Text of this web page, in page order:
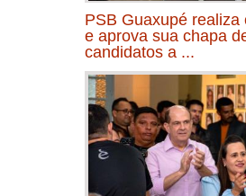
PSB Guaxupé realiza
e aprova sua chapa
candidatos a ...